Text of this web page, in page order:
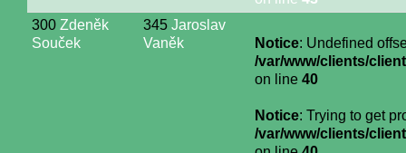
300 Zdeněk
Souček
345 Jaroslav
Vaněk
Notice: Undefined
/var/www/clients/
on line 40
Notice: Trying to get
/var/www/clients/